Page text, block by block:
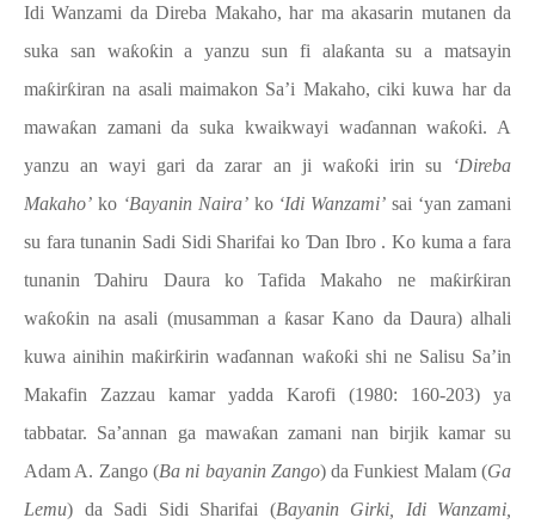
Idi Wanzami da Direba Makaho, har ma akasarin mutanen da
suka san waƙoƙin a yanzu sun fi alaƙanta su a matsayin
maƙirƙiran na asali maimakon Sa’i Makaho, ciki kuwa har da
mawaƙan zamani da suka kwaikwayi waɗannan waƙoƙi. A
yanzu an wayi garida zarar an ji waƙoƙi irin su
‘Direba
Makaho’ ko ‘Bayanin Naira’ko ‘Idi Wanzami’ sai ‘yan zamani
su fara tunanin Sadi Sidi Sharifai ko Ɗan Ibro . Ko kuma a fara
tunaninƊahiru Daura ko Tafida Makaho ne maƙirƙiran
waƙoƙin na asali (musamman a ƙasar Kano da Daura) alhali
kuwa ainihin maƙirƙirin waɗannan waƙoƙi shi ne Salisu Sa’in
Makafin Zazzau kamar yadda Karofi (1980: 160-203) ya
tabbatar. Sa’annan ga mawaƙan zamani nan birjik kamar su
Adam A. Zango (Ba ni bayanin Zango) da Funkiest Malam (Ga
Lemu) da Sadi Sidi Sharifai (Bayanin Girki, Idi Wanzami,